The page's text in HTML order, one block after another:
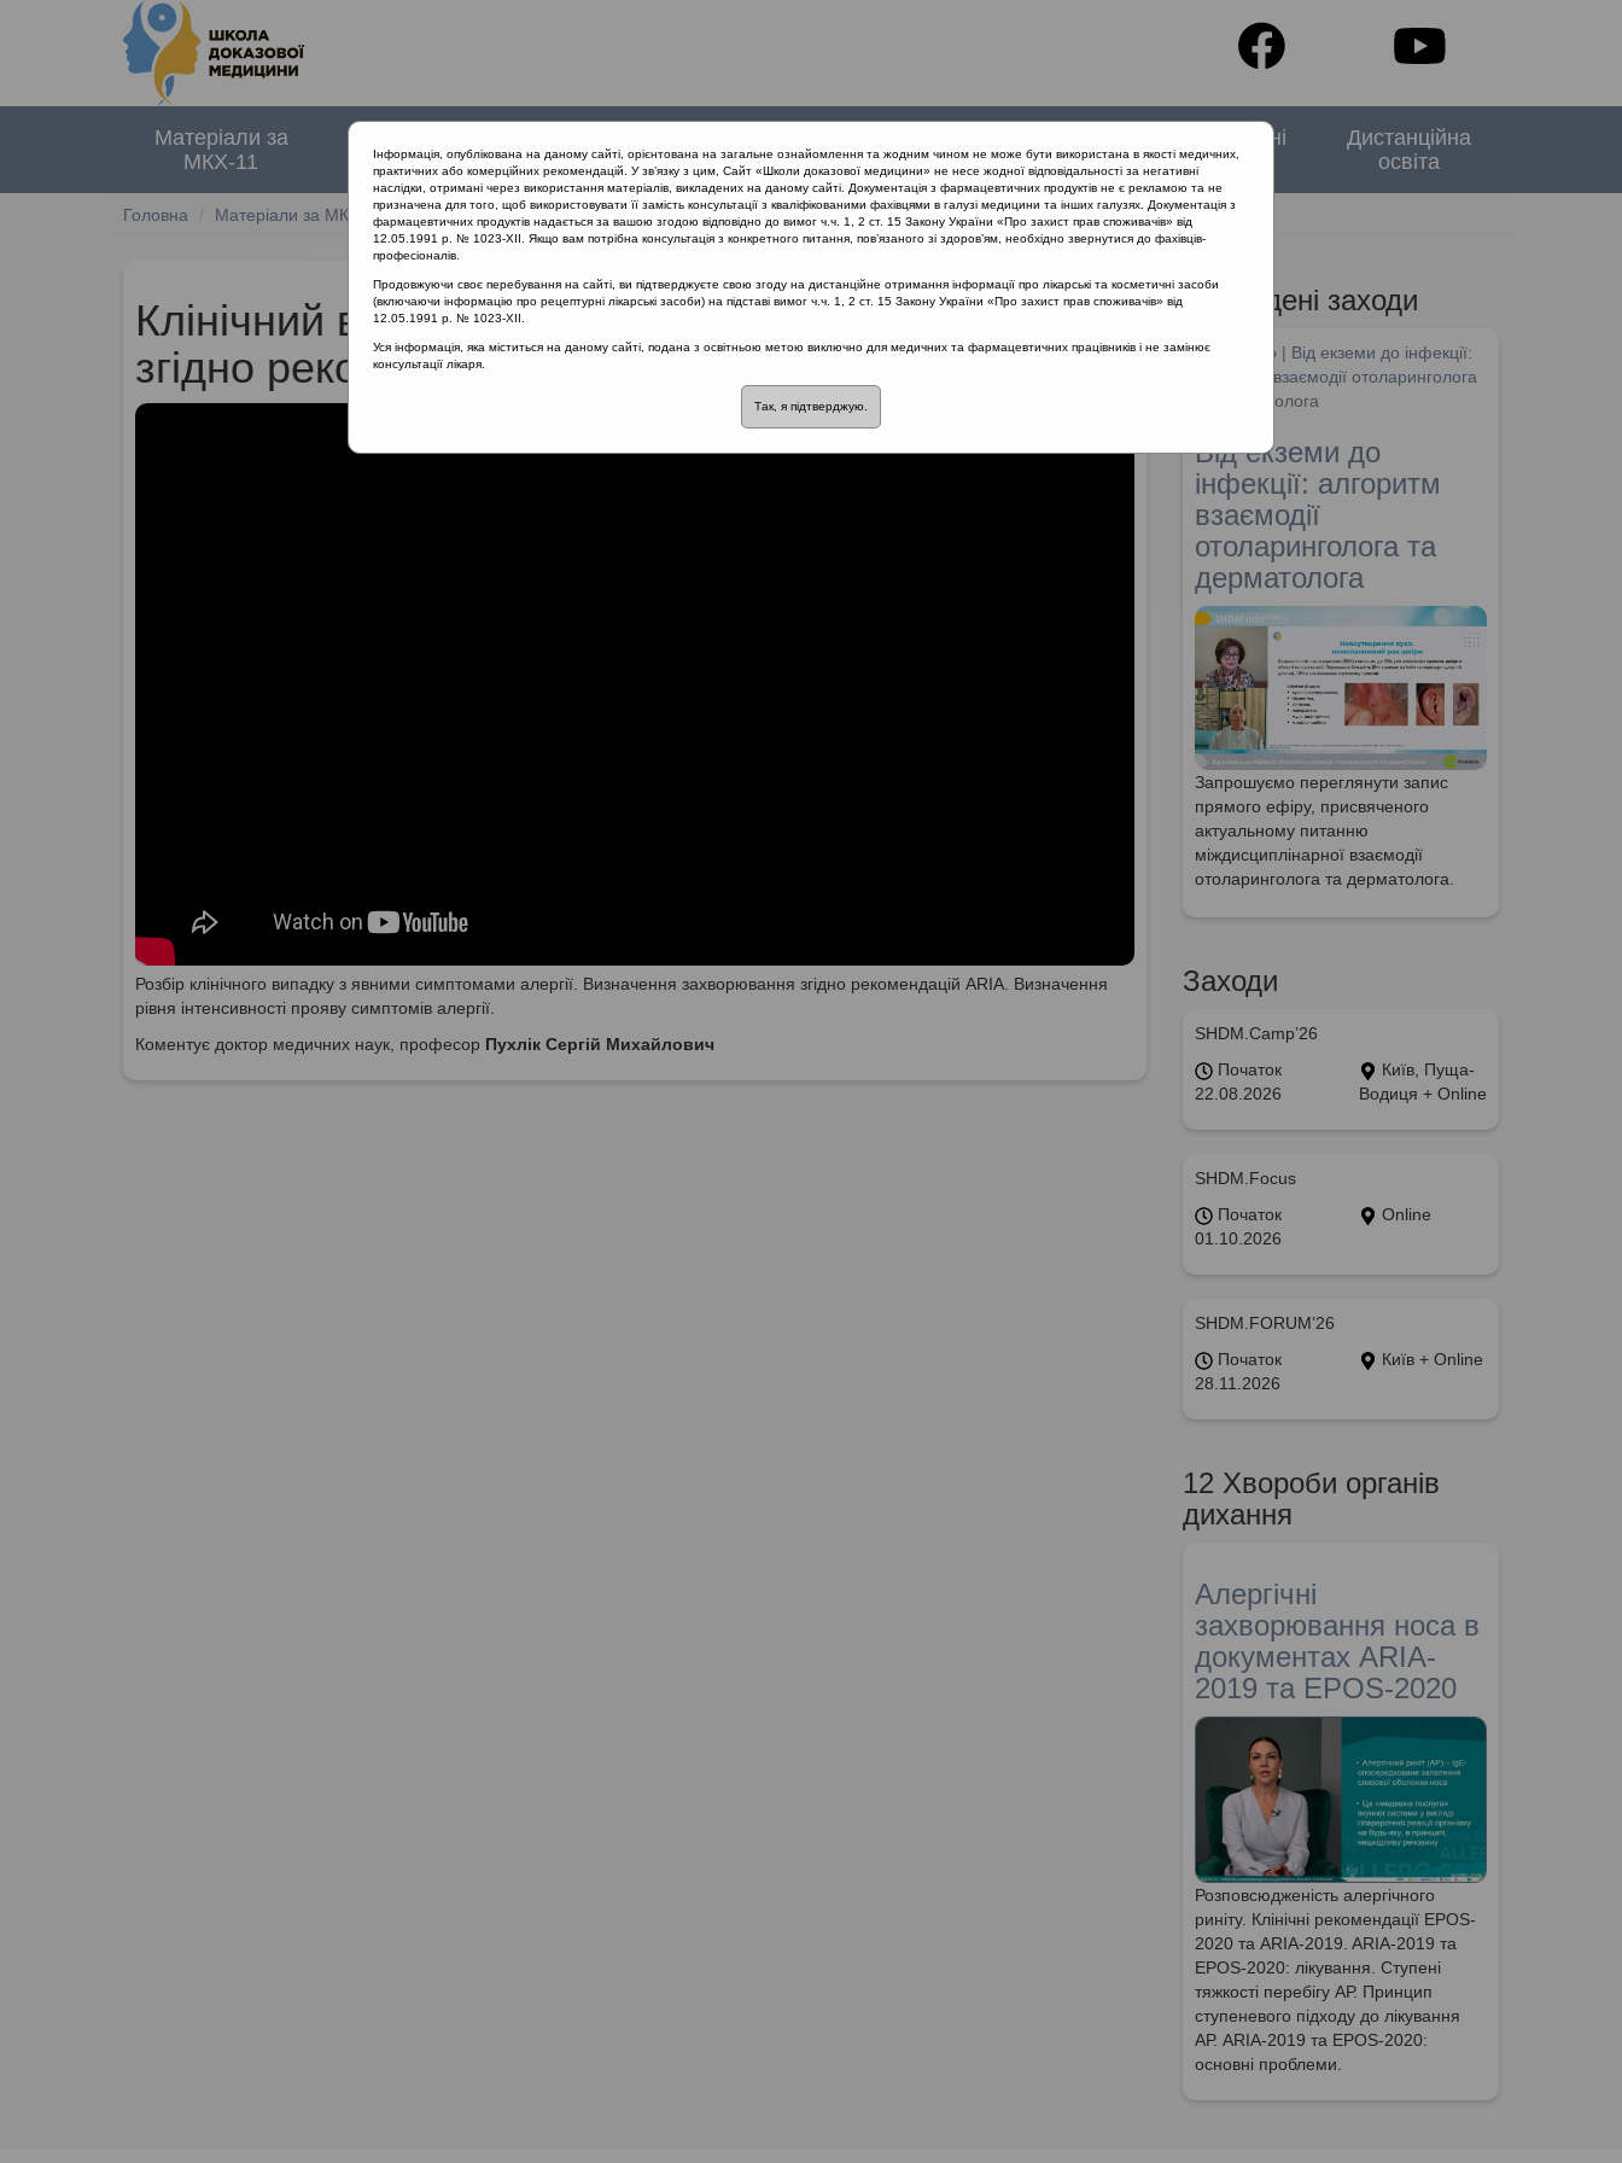
Матеріали за
МКХ-11
документи
заходи
проекту
Спеціальні
випуски
Дистанційна
освіта
Головна Матеріали за МКХ-11 12 Хвороби органів дихання Клінічний випадок: визначення захворювання згідно рекомендацій ARIA
Клінічний випадок: визначення захворювання
згідно рекомендацій ARIA
Розбір клінічного випадку з явними симптомами алергії. Визначення захворювання згідно рекомендацій ARIA. Визначення
рівня інтенсивності прояву симптомів алергії.
Коментує доктор медичних наук, професор Пухлік Сергій Михайлович
Проведені заходи
SHDM.info | Від екземи до інфекції:
алгоритм взаємодії отоларинголога
та дерматолога
Від екземи до
інфекції: алгоритм
взаємодії
отоларинголога та
дерматолога
Запрошуємо переглянути запис
прямого ефіру, присвяченого
актуальному питанню
міждисциплінарної взаємодії
отоларинголога та дерматолога.
Заходи
SHDM.Camp’26
Початок
22.08.2026
Київ, Пуща-
Водиця + Online
SHDM.Focus
Початок
01.10.2026
Online
SHDM.FORUM’26
Початок
28.11.2026
Київ + Online
12 Хвороби органів
дихання
Алергічні
захворювання носа в
документах ARIA-
2019 та EPOS-2020
Розповсюдженість алергічного
риніту. Клінічні рекомендації EPOS-
2020 та ARIA-2019. ARIA-2019 та
EPOS-2020: лікування. Ступені
тяжкості перебігу АР. Принцип
ступеневого підходу до лікування
АР. ARIA-2019 та EPOS-2020:
основні проблеми.
Інформація, опублікована на даному сайті, орієнтована на загальне ознайомлення та жодним чином не може бути використана в якості медичних,
практичних або комерційних рекомендацій. У зв’язку з цим, Сайт «Школи доказової медицини» не несе жодної відповідальності за негативні
наслідки, отримані через використання матеріалів, викладених на даному сайті. Документація з фармацевтичних продуктів не є рекламою та не
призначена для того, щоб використовувати її замість консультації з кваліфікованими фахівцями в галузі медицини та інших галузях. Документація з
фармацевтичних продуктів надається за вашою згодою відповідно до вимог ч.ч. 1, 2 ст. 15 Закону України «Про захист прав споживачів» від
12.05.1991 р. № 1023-XII. Якщо вам потрібна консультація з конкретного питання, пов’язаного зі здоров’ям, необхідно звернутися до фахівців-
професіоналів.
Продовжуючи своє перебування на сайті, ви підтверджуєте свою згоду на дистанційне отримання інформації про лікарські та косметичні засоби
(включаючи інформацію про рецептурні лікарські засоби) на підставі вимог ч.ч. 1, 2 ст. 15 Закону України «Про захист прав споживачів» від
12.05.1991 р. № 1023-XII.
Уся інформація, яка міститься на даному сайті, подана з освітньою метою виключно для медичних та фармацевтичних працівників і не замінює
консультації лікаря.
Так, я підтверджую.